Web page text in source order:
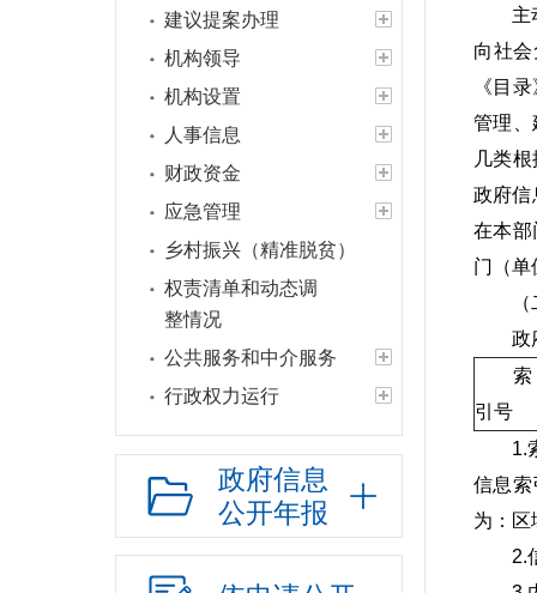
建议提案办理
机构领导
机构设置
人事信息
财政资金
应急管理
乡村振兴（精准脱贫）
权责清单和动态调
整情况
公共服务和中介服务
行政权力运行
网上政务服务
招标采购
新闻发布
本级政策解读
政府信息
公开年报
主
向社
《目
管理、
几类
政府信
在本部
门（单
政
索
引号
1.
信息索
为：区
2.